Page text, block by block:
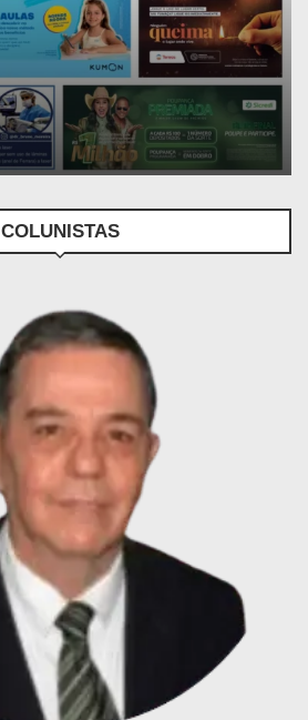
COLUNISTAS